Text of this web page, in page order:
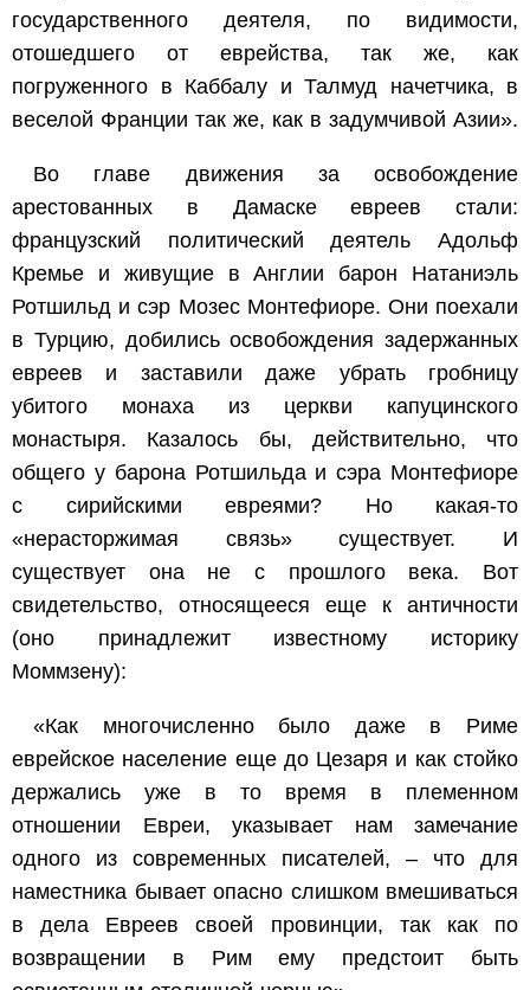
государственного деятеля, по видимости,
отошедшего от еврейства, так же, как
погруженного в Каббалу и Талмуд начетчика, в
веселой Франции так же, как в задумчивой Азии».
Во главе движения за освобождение
арестованных в Дамаске евреев стали:
французский политический деятель Адольф
Кремье и живущие в Англии барон Натаниэль
Ротшильд и сэр Мозес Монтефиоре. Они поехали
в Турцию, добились освобождения задержанных
евреев и заставили даже убрать гробницу
убитого монаха из церкви капуцинского
монастыря. Казалось бы, действительно, что
общего у барона Ротшильда и сэра Монтефиоре
с сирийскими евреями? Но какая-то
«нерасторжимая связь» существует. И
существует она не с прошлого века. Вот
свидетельство, относящееся еще к античности
(оно принадлежит известному историку
Моммзену):
«Как многочисленно было даже в Риме
еврейское население еще до Цезаря и как стойко
держались уже в то время в племенном
отношении Евреи, указывает нам замечание
одного из современных писателей, – что для
наместника бывает опасно слишком вмешиваться
в дела Евреев своей провинции, так как по
возвращении в Рим ему предстоит быть